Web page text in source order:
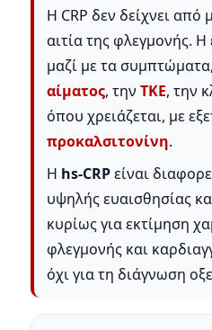
Η CRP δεν δείχνει από
αιτία της φλεγμονής. Η
μαζί με τα
αίματος, την ΤΚΕ, την
όπου χρειάζεται, με
προκαλσιτονίνη.
Η hs-CRPείναι
υψηλής ευαισθησίας
κυρίως για εκτίμηση
φλεγμονής και
όχι για τη διάγνωση